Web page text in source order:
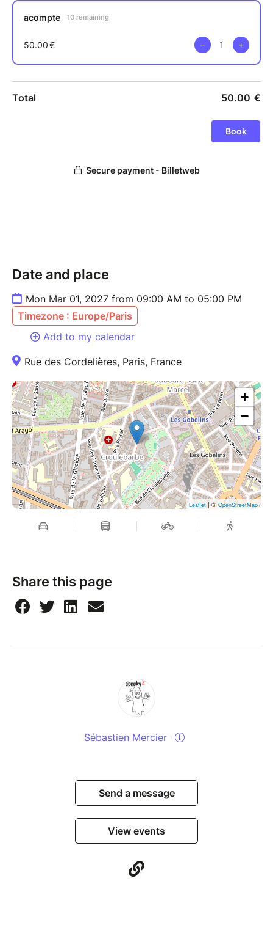
Date and place
Mon Mar 01, 2027 from 09:00 AM to 05:00 PM
Timezone : Europe/Paris
Add to my calendar
Rue des Cordelières, Paris, France
+
−
Leaflet | ©OpenStreetMap
Share this page
Sébastien Mercier
Send a message
View events